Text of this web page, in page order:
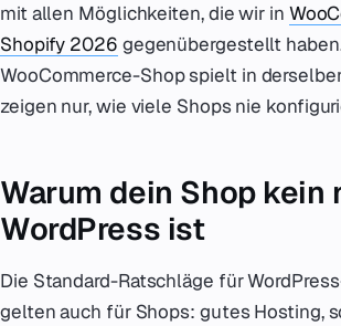
mit allen Möglichkeiten, die wir in
Shopify 2026 gegenübergestellt
WooCommerce-Shop spielt in
zeigen nur, wie viele Shops nie
Warum dein Shop kein
WordPress ist
Die Standard-Ratschläge für
gelten auch für Shops: gutes Hosting,